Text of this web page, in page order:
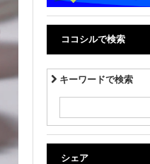
ココシルで検索
キーワードで検索
シェア